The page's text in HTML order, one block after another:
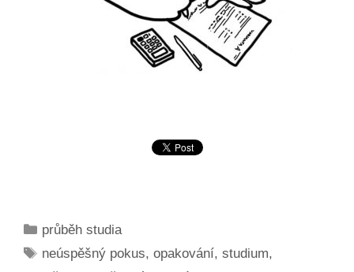
Rubriky
průběh studia
Štítky
neúspěšný pokus,opakování,studium,